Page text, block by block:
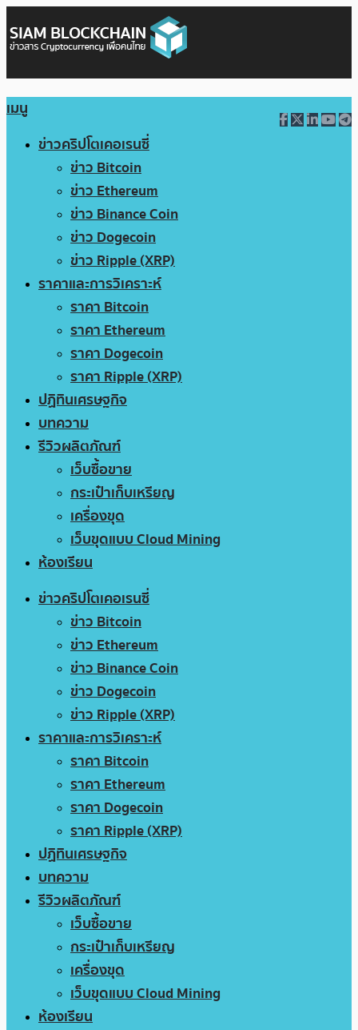
เมนู
ข่าวคริปโตเคอเรนซี่
ข่าว Bitcoin
ข่าว Ethereum
ข่าว Binance Coin
ข่าว Dogecoin
ข่าว Ripple (XRP)
ราคาและการวิเคราะห์
ราคา Bitcoin
ราคา Ethereum
ราคา Dogecoin
ราคา Ripple (XRP)
ปฏิทินเศรษฐกิจ
บทความ
รีวิวผลิตภัณฑ์
เว็บซื้อขาย
กระเป๋าเก็บเหรียญ
เครื่องขุด
เว็บขุดแบบ Cloud Mining
ห้องเรียน
ข่าวคริปโตเคอเรนซี่
ข่าว Bitcoin
ข่าว Ethereum
ข่าว Binance Coin
ข่าว Dogecoin
ข่าว Ripple (XRP)
ราคาและการวิเคราะห์
ราคา Bitcoin
ราคา Ethereum
ราคา Dogecoin
ราคา Ripple (XRP)
ปฏิทินเศรษฐกิจ
บทความ
รีวิวผลิตภัณฑ์
เว็บซื้อขาย
กระเป๋าเก็บเหรียญ
เครื่องขุด
เว็บขุดแบบ Cloud Mining
ห้องเรียน